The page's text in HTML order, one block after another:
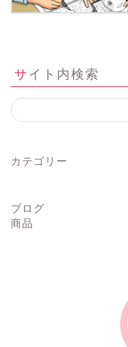
サイト内検索
カテゴリー
ブログ
商品